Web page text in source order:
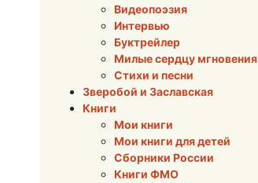
Видеопоэзия
Интервью
Буктрейлер
Милые сердцу мгновения
Стихи и песни
Зверобой и Заславская
Книги
Мои книги
Мои книги для детей
Сборники России
Книги ФМО